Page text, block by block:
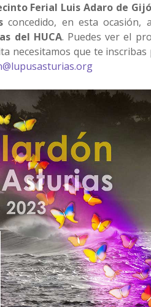
Ferial Luis Adaro de
concedido, en esta ocasión,
del HUCA. Puedes ver el
necesitamos que te